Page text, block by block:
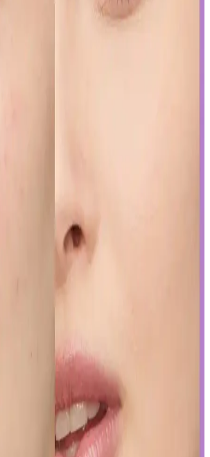
Markalarının FDA Güneş
Sektöründe Yenilikler ve
Yöntemleri
ve uygulama teknikleriyle doğal görünüm
ve doğru uygulama yöntemleri
ve uygun tonlar ile göz altlarınızda doğal
Temel Unsurları: Günlük
Ürünler